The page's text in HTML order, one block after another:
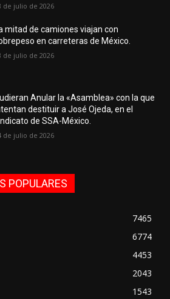
de julio de 2026
mitad de camiones viajan con
en carreteras de México.
de julio de 2026
Anular la «Asamblea» con la que
destituir a José Ojeda, en el
de SSA-México.
de julio de 2026
POPULARES
7465
6774
4453
2043
1543